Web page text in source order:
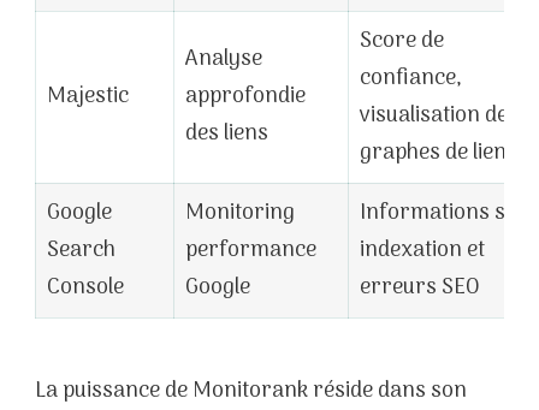
Majestic
Analyse
approfondie
des liens
Score de
confiance,
visualisation de
graphes de liens
Google
Search
Console
Monitoring
performance
Google
Informations sur
indexation et
erreurs SEO
La puissance de Monitorank réside dans son